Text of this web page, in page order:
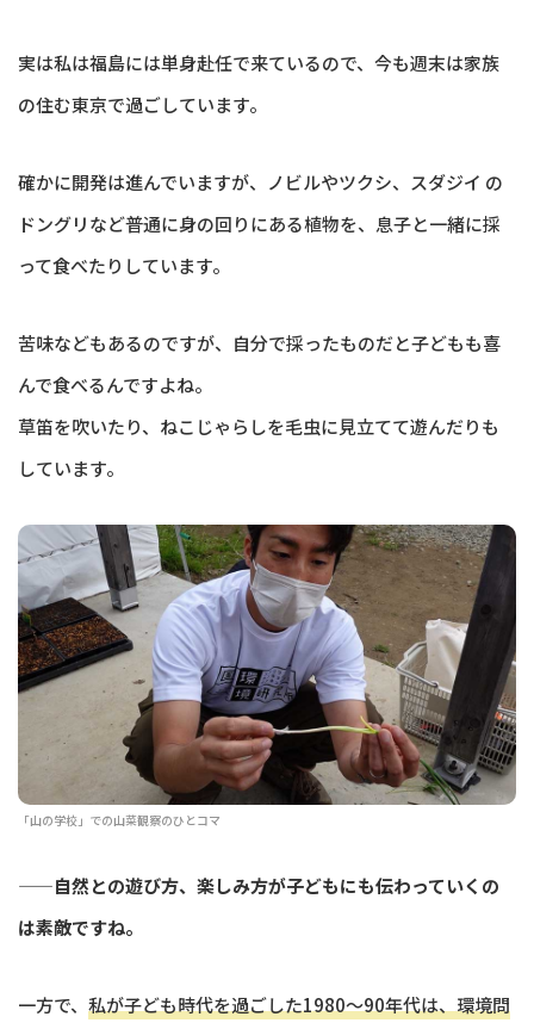
実は私は福島には単身赴任で来ているので、今も週末は家族
の住む東京で過ごしています。
確かに開発は進んでいますが、ノビルやツクシ、スダジイ の
ドングリなど普通に身の回りにある植物を、息子と一緒に採
って食べたりしています。
苦味などもあるのですが、自分で採ったものだと子どもも喜
んで食べるんですよね。
草笛を吹いたり、ねこじゃらしを毛虫に見立てて遊んだりも
しています。
「山の学校」での山菜観察のひとコマ
——自然との遊び方、楽しみ方が子どもにも伝わっていくの
は素敵ですね。
一方で、 私が子ども時代を過ごした1980〜90年代は、環境問